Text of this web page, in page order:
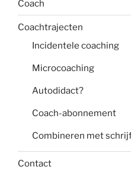
Coach
Coachtrajecten
Incidentele coaching
Microcoaching
Autodidact?
Coach-abonnement
Combineren met
Contact